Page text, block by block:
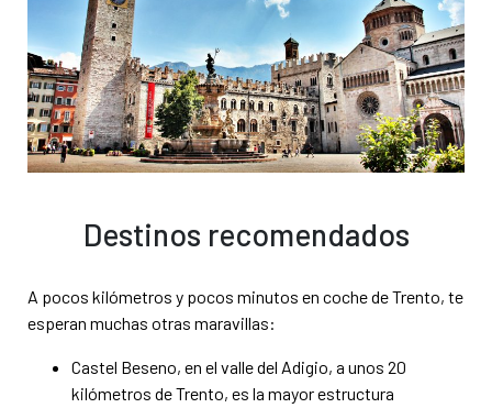
Destinos recomendados
A pocos kilómetros y pocos minutos en coche de Trento, te
esperan muchas otras maravillas:
Castel Beseno, en el valle del Adigio, a unos 20
kilómetros de Trento, es la mayor estructura